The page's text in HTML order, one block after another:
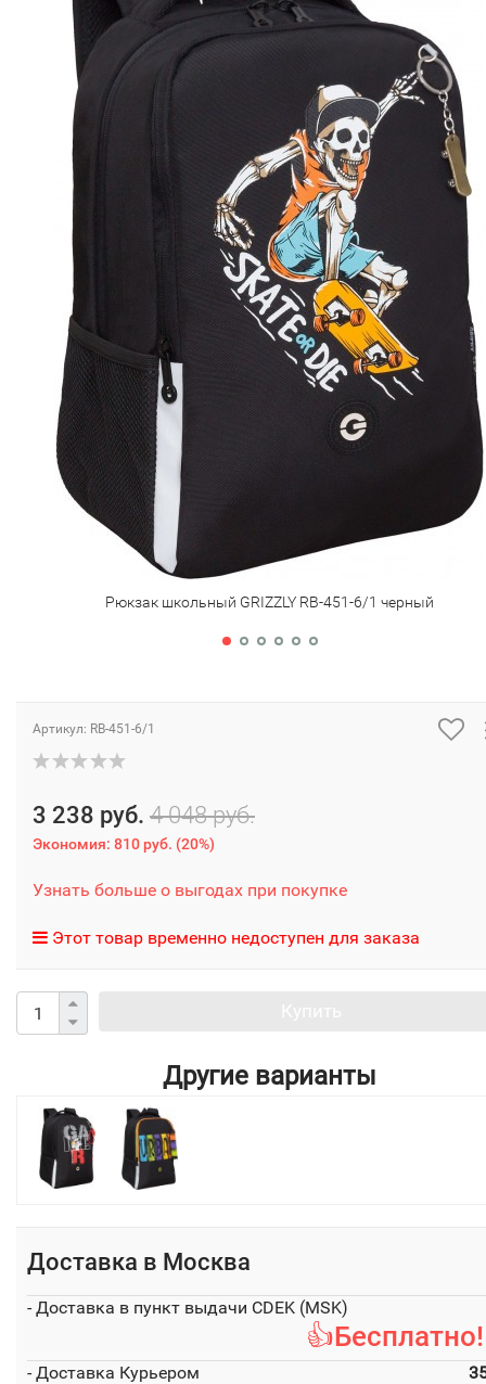
Рюкзак школьный GRIZZLY RB-451-6/1 черный
Артикул: RB-451-6/1
3 238 руб. 4 048 руб.
Экономия: 810 руб. (20%)
Узнать больше о выгодах при покупке
Этот товар временно недоступен для заказа
Другие варианты
Доставка в Москва
- Доставка в пункт выдачи CDEK (MSK)
- Доставка Курьером